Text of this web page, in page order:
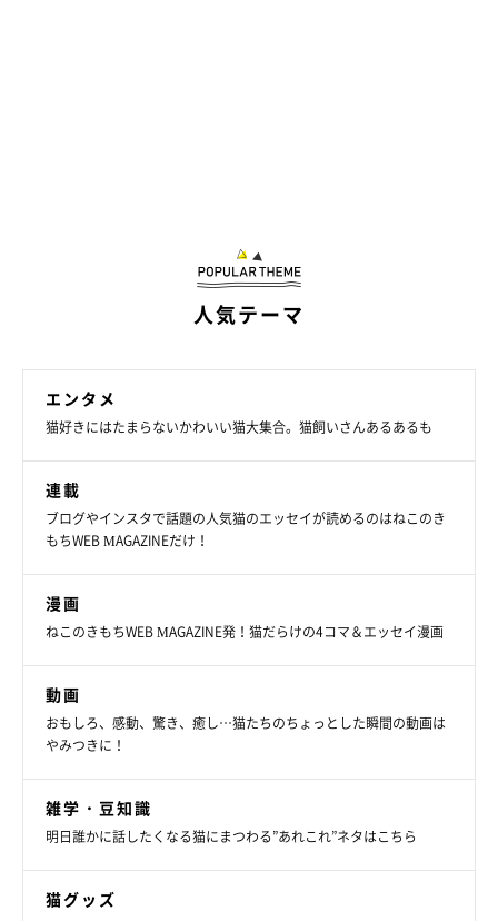
フシギ⑤仲が悪そうに見える猫たちが一緒に
人気テーマ
エンタメ
猫好きにはたまらないかわいい猫大集合。猫飼いさんあるあるも
連載
ブログやインスタで話題の人気猫のエッセイが読めるのはねこのき
もちWEB MAGAZINEだけ！
漫画
ねこのきもちWEB MAGAZINE発！猫だらけの4コマ＆エッセイ漫画
動画
おもしろ、感動、驚き、癒し…猫たちのちょっとした瞬間の動画は
やみつきに！
雑学・豆知識
明日誰かに話したくなる猫にまつわる”あれこれ”ネタはこちら
猫グッズ